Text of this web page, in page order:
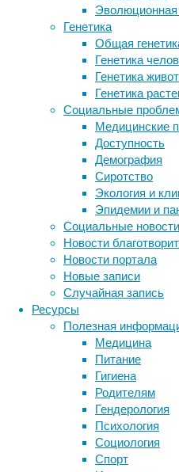
Эволюционная
Генетика
Общая
Генетика
Генетика
Генетика
Социальные
Медицинские
Доступность
Демография
Сиротство
Экология и
Эпидемии и
Социальные новости
Новости
Новости портала
Новые записи
Случайная запись
Ресурсы
Полезная
Медицина
Питание
Гигиена
Родителям
Гендерология
Психология
Социология
Спорт
органоидами
мозга
(«минибрейнами»)
мозгом
для
выяснения
того,
каким
образом
нейроны
может
SARS-
CoV-
На
SARS-CoV-2
Они
показали,
что
«входными
Метки